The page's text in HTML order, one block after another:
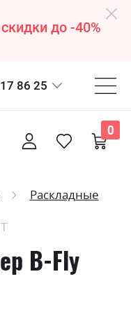
до -40%
86 25
0
Раскладные
B-Fly